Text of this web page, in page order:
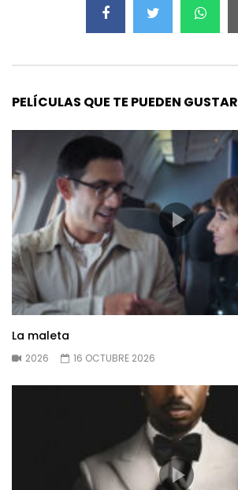
PELÍCULAS QUE TE PUEDEN GUSTAR
La maleta
2026 16 OCTUBRE 2026